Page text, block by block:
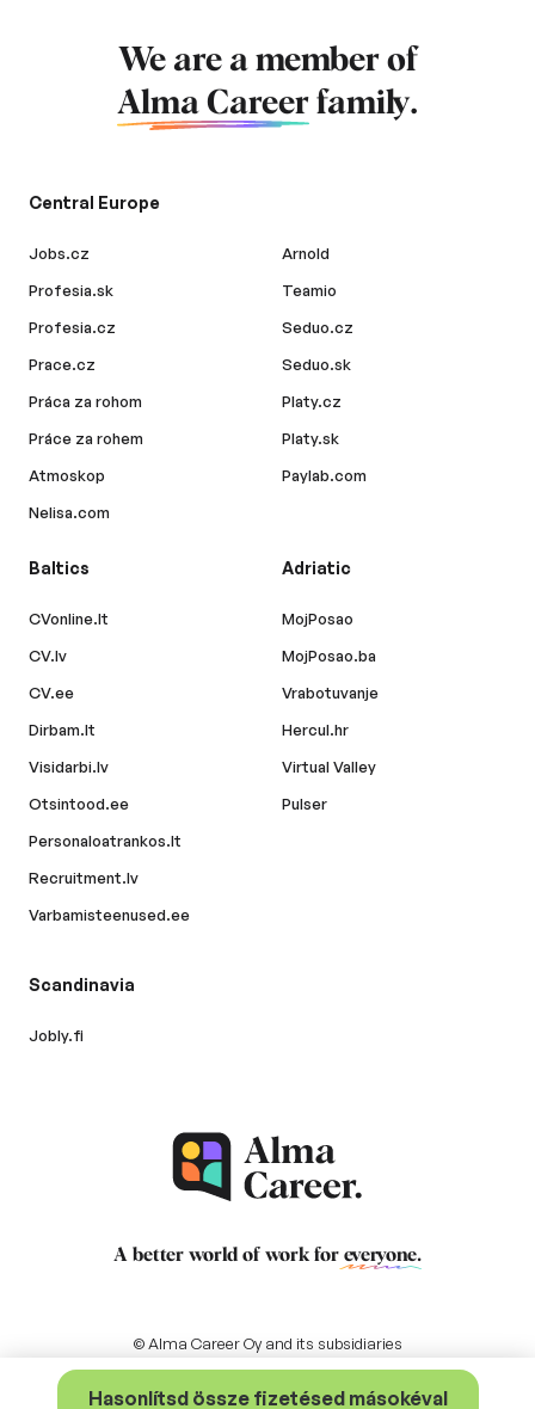
Hasonlítsd össze fizetésed másokéval
We are a member of
Alma Career family.
Central Europe
Jobs.cz
Profesia.sk
Profesia.cz
Prace.cz
Práca za rohom
Práce za rohem
Atmoskop
Nelisa.com
Arnold
Teamio
Seduo.cz
Seduo.sk
Platy.cz
Platy.sk
Paylab.com
Baltics
CVonline.lt
CV.lv
CV.ee
Dirbam.lt
Visidarbi.lv
Otsintood.ee
Personaloatrankos.lt
Recruitment.lv
Varbamisteenused.ee
Adriatic
MojPosao
MojPosao.ba
Vrabotuvanje
Hercul.hr
Virtual Valley
Pulser
Scandinavia
Jobly.fi
A better world of work for everyone.
© Alma Career Oy and its subsidiaries